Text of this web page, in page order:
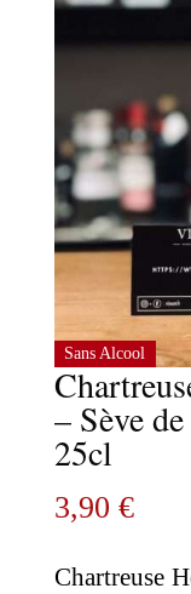
Sans Alcool
– Sève
25cl
3,90 €
Chartreuse